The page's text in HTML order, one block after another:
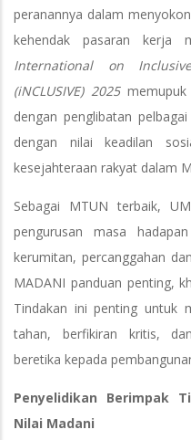
peranannya dalam
kehendak pasaran kerja
International on
(iNCLUSIVE) 2025
dengan penglibatan
dengan nilai keadilan
kesejahteraan rakyat dalam
Sebagai MTUN terbaik,
pengurusan masa
kerumitan, percanggahan
MADANI panduan penting,
Tindakan ini penting untuk
tahan, berfikiran kritis,
beretika kepada
Penyelidikan Berimpak
Nilai Madani